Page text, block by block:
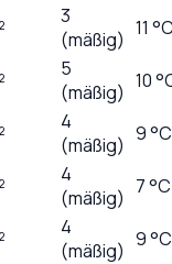
3
(mäßig) 11
5
(mäßig) 10
4
(mäßig) 9 °C
4
(mäßig) 7 °C
4
(mäßig) 9 °C